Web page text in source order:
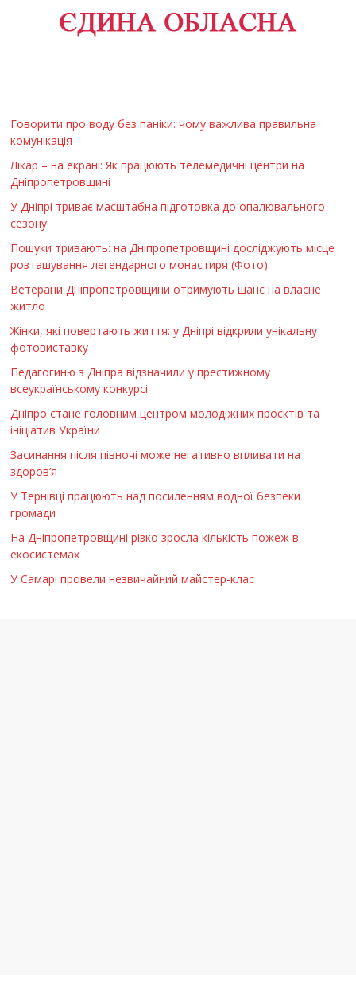
Говорити про воду без паніки: чому важлива правильна
комунікація
Лікар – на екрані: Як працюють телемедичні центри на
Дніпропетровщині
У Дніпрі триває масштабна підготовка до опалювального
сезону
Пошуки тривають: на Дніпропетровщині досліджують місце
розташування легендарного монастиря (Фото)
Ветерани Дніпропетровщини отримують шанс на власне
житло
Жінки, які повертають життя: у Дніпрі відкрили унікальну
фотовиставку
Педагогиню з Дніпра відзначили у престижному
всеукраїнському конкурсі
Дніпро стане головним центром молодіжних проєктів та
ініціатив України
Засинання після півночі може негативно впливати на
здоров’я
У Тернівці працюють над посиленням водної безпеки
громади
На Дніпропетровщині різко зросла кількість пожеж в
екосистемах
У Самарі провели незвичайний майстер-клас